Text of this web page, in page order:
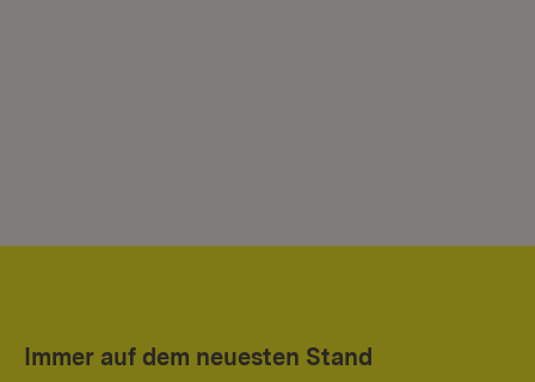
Immer auf dem neuesten Stand